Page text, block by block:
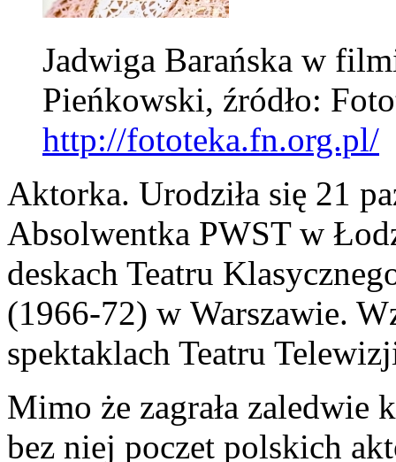
Jadwiga Barańska w
Pieńkowski, źródło:
http://fototeka.fn.org.pl/
Aktorka. Urodziła się 21
Absolwentka PWST w
deskach Teatru
(1966-72) w Warszawie.
spektaklach Teatru
Mimo że zagrała
bez niej poczet polskich